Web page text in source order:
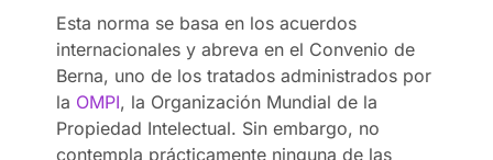
Esta norma se basa en los acuerdos
internacionales y abreva en el Convenio de
Berna, uno de los tratados administrados por
la OMPI, la Organización Mundial de la
Propiedad Intelectual. Sin embargo, no
contempla prácticamente ninguna de las